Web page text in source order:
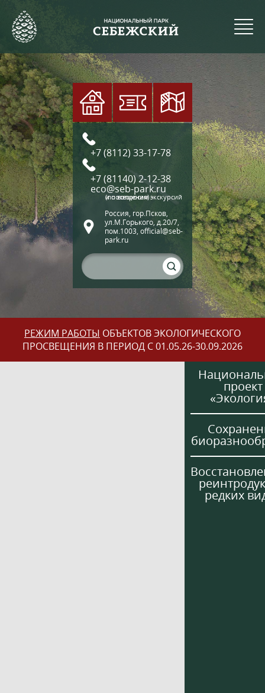
+7 (8112) 33-17-78
+7 (81140) 2-12-38
eco@seb-park.ru
(по вопросам экскурсий и посещения)
Россия, гор.Псков,
ул.М.Горького, д.20/7,
пом.1003, official@seb-
park.ru
РЕЖИМ РАБОТЫ ОБЪЕКТОВ ЭКОЛОГИЧЕСКОГО
ПРОСВЕЩЕНИЯ В ПЕРИОД С 01.05.26-30.09.2026
проект
редких